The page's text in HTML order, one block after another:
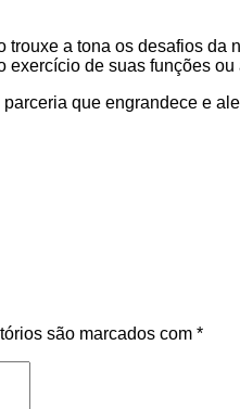
a tona os desafios
de suas funções
que engrandece e
são marcados com *